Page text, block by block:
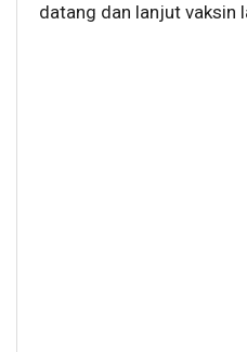
datang dan lanjut vaksin